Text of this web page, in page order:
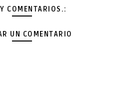
COMENTARIOS.:
UN COMENTARIO